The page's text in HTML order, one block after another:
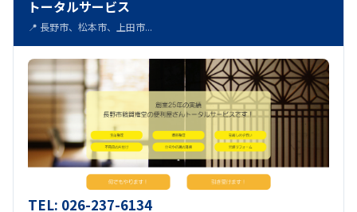
トータルサービス
📍 長野市、松本市、上田市...
TEL: 026-237-6134